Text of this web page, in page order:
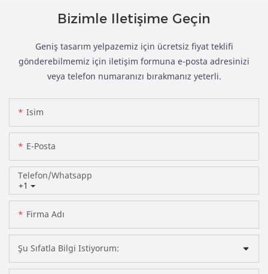
Bizimle Iletişime Geçin
Geniş tasarım yelpazemiz için ücretsiz fiyat teklifi
gönderebilmemiz için iletişim formuna e-posta adresinizi
veya telefon numaranızı bırakmanız yeterli.
Isim
E-Posta
+1
Telefon/whatsapp
Firma Adı
Şu Sıfatla Bilgi Istiyorum: